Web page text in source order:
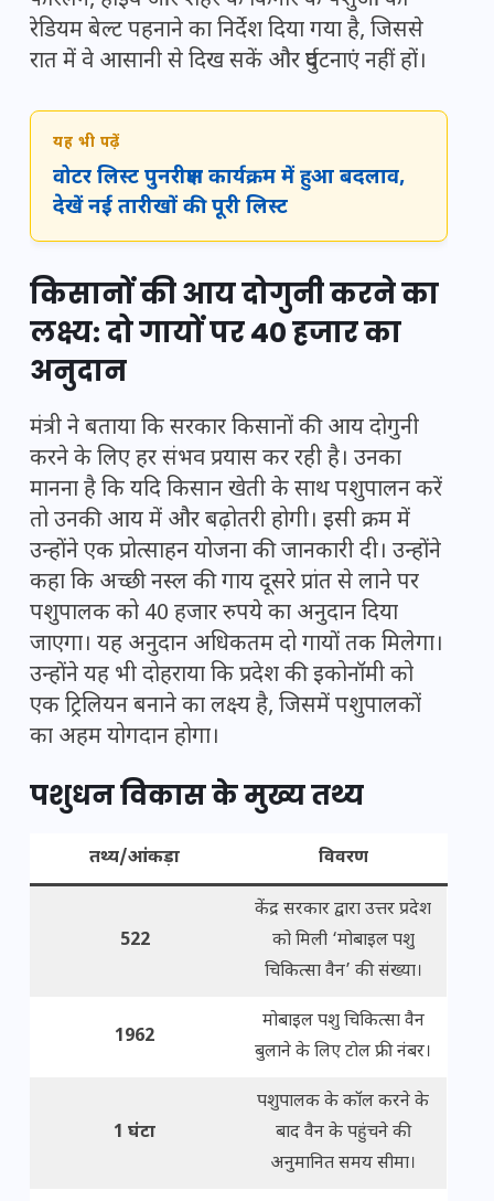
रेडियम बेल्ट पहनाने का निर्देश दिया गया है, जिससे
रात में वे आसानी से दिख सकें और दुर्घटनाएं नहीं हों।
यह भी पढ़ें
वोटर लिस्ट पुनरीक्षण कार्यक्रम में हुआ बदलाव,
देखें नई तारीखों की पूरी लिस्ट
किसानों की आय दोगुनी करने का
लक्ष्य: दो गायों पर 40 हजार का
अनुदान
मंत्री ने बताया कि सरकार किसानों की आय दोगुनी
करने के लिए हर संभव प्रयास कर रही है। उनका
मानना है कि यदि किसान खेती के साथ पशुपालन करें
तो उनकी आय में और बढ़ोतरी होगी। इसी क्रम में
उन्होंने एक प्रोत्साहन योजना की जानकारी दी। उन्होंने
कहा कि अच्छी नस्ल की गाय दूसरे प्रांत से लाने पर
पशुपालक को 40 हजार रुपये का अनुदान दिया
जाएगा। यह अनुदान अधिकतम दो गायों तक मिलेगा।
उन्होंने यह भी दोहराया कि प्रदेश की इकोनॉमी को
एक ट्रिलियन बनाने का लक्ष्य है, जिसमें पशुपालकों
का अहम योगदान होगा।
पशुधन विकास के मुख्य तथ्य
तथ्य/आंकड़ा विवरण
522
केंद्र सरकार द्वारा उत्तर प्रदेश
को मिली ‘मोबाइल पशु
चिकित्सा वैन’ की संख्या।
1962
मोबाइल पशु चिकित्सा वैन
बुलाने के लिए टोल फ्री नंबर।
1 घंटा
पशुपालक के कॉल करने के
बाद वैन के पहुंचने की
अनुमानित समय सीमा।